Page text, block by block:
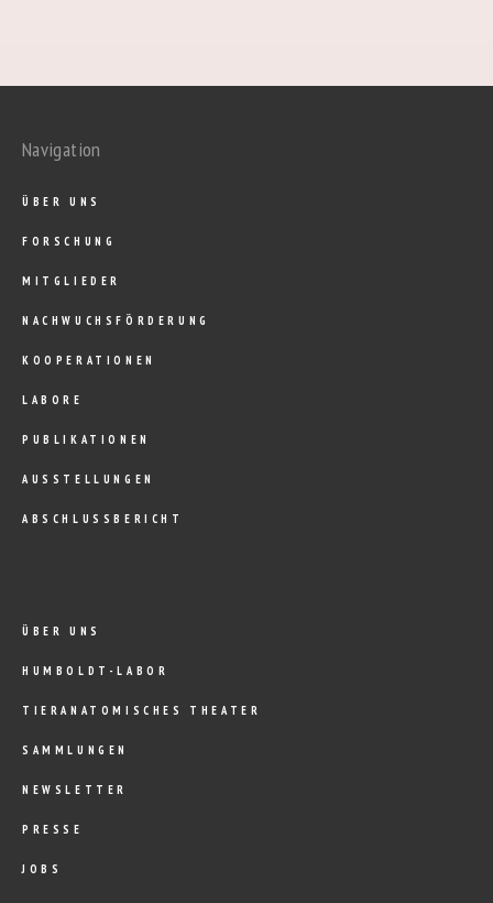
Navigation
ÜBER UNS
FORSCHUNG
MITGLIEDER
NACHWUCHSFÖRDERUNG
KOOPERATIONEN
LABORE
PUBLIKATIONEN
AUSSTELLUNGEN
ABSCHLUSSBERICHT
ÜBER UNS
HUMBOLDT-LABOR
TIERANATOMISCHES THEATER
SAMMLUNGEN
NEWSLETTER
PRESSE
JOBS